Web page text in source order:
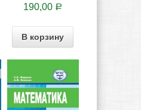
190,00 Р
В корзину